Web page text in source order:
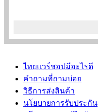
ไทยแวร์ชอปมีอะไรดี
คำถามที่ถามบ่อย
วิธีการส่งสินค้า
นโยบายการรับประกัน